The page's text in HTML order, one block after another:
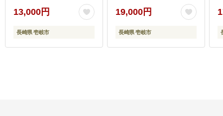
[JDB001] 13000 13000
円
13,000円
長崎県 壱岐市
重家酒造】[JCG002] 酒
お酒 日本酒 大吟醸 1本
ギフト 敬老の日 のし プ
のし プレゼント ギフト
19,000円
長崎県 壱岐市